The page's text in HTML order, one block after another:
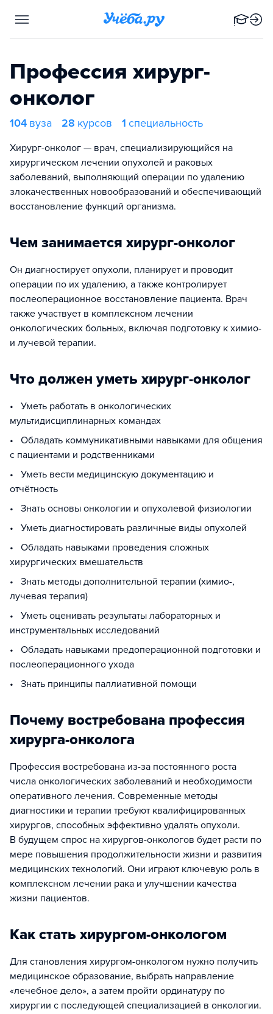
Профессия хирург-
онколог
104 вуза 28 курсов 1 специальность
Хирург-онколог — врач, специализирующийся на
хирургическом лечении опухолей и раковых
заболеваний, выполняющий операции по удалению
злокачественных новообразований и обеспечивающий
восстановление функций организма.
Чем занимается хирург-онколог
Он диагностирует опухоли, планирует и проводит
операции по их удалению, а также контролирует
послеоперационное восстановление пациента. Врач
также участвует в комплексном лечении
онкологических больных, включая подготовку к химио-
и лучевой терапии.
Что должен уметь хирург-онколог
• Уметь работать в онкологических
мультидисциплинарных командах
• Обладать коммуникативными навыками для общения
с пациентами и родственниками
• Уметь вести медицинскую документацию и
отчётность
• Знать основы онкологии и опухолевой физиологии
• Уметь диагностировать различные виды опухолей
• Обладать навыками проведения сложных
хирургических вмешательств
• Знать методы дополнительной терапии (химио-,
лучевая терапия)
• Уметь оценивать результаты лабораторных и
инструментальных исследований
• Обладать навыками предоперационной подготовки и
послеоперационного ухода
• Знать принципы паллиативной помощи
Почему востребована профессия
хирурга-онколога
Профессия востребована из-за постоянного роста
числа онкологических заболеваний и необходимости
оперативного лечения. Современные методы
диагностики и терапии требуют квалифицированных
хирургов, способных эффективно удалять опухоли.
В будущем спрос на хирургов-онкологов будет расти по
мере повышения продолжительности жизни и развития
медицинских технологий. Они играют ключевую роль в
комплексном лечении рака и улучшении качества
жизни пациентов.
Как стать хирургом-онкологом
Для становления хирургом-онкологом нужно получить
медицинское образование, выбрать направление
«лечебное дело», а затем пройти ординатуру по
хирургии с последующей специализацией в онкологии.